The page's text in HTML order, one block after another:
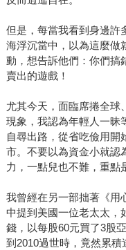
但是，每當我看到身邊許
海浮沉當中，以為這麼做
動，想告訴他們：你們搞
賣出的遊戲！
尤其今天，面臨席捲全球
現象，我認為年輕人一昧
自尋出路，從省吃儉用開
市。不要以為資金小就認
力，一點兒也不難，重點
我曾經在另一部拙著《用
中提到美國一位老太太，
錢，以每股60元買了3股
到2010過世時，竟然累積